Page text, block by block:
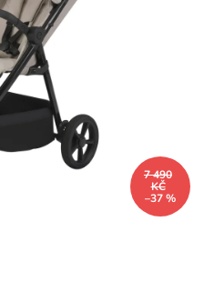
7 490
KČ
–37 %